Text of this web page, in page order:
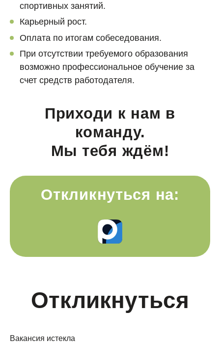
спортивных занятий.
Карьерный рост.
Оплата по итогам собеседования.
При отсутствии требуемого образования
возможно профессиональное обучение за
счет средств работодателя.
Приходи к нам в
команду.
Мы тебя ждём!
Откликнуться на:
Откликнуться
Вакансия истекла